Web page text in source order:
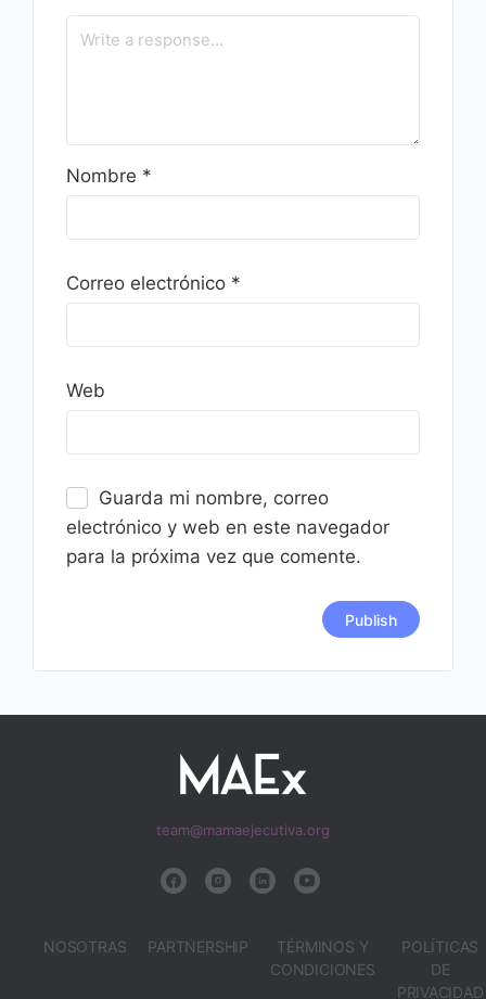
Nombre *
Correo electrónico *
Web
Guarda mi nombre, correo
electrónico y web en este navegador
para la próxima vez que comente.
team@mamaejecutiva.org
NOSOTRAS PARTNERSHIP
TÉRMINOS Y
CONDICIONES
POLÍTICAS
DE
PRIVACIDAD